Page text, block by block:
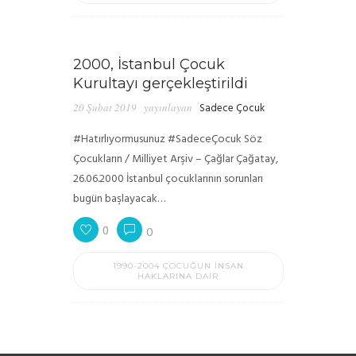
2000, İstanbul Çocuk
Kurultayı gerçekleştirildi
20 Şubat 2019 yayınlayan Sadece Çocuk
#Hatırlıyormusunuz #SadeceÇocuk Söz
Çocukların / Milliyet Arşiv – Çağlar Çağatay,
26.06.2000 İstanbul çocuklarının sorunları
bugün başlayacak…
0 0
1990-2004 ÇOCUĞUN İNSAN
HAKLARINA DAIR